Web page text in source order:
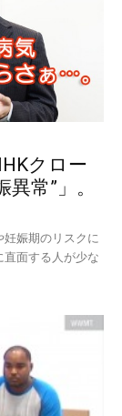
クロー
常”」。
娠期のリスクに
面する人が少な